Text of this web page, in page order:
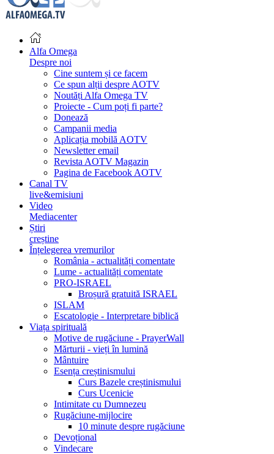
Alfa Omega
Despre noi
Cine suntem și ce facem
Ce spun alții despre AOTV
Noutăți Alfa Omega TV
Proiecte - Cum poți fi parte?
Donează
Campanii media
Aplicația mobilă AOTV
Newsletter email
Revista AOTV Magazin
Pagina de Facebook AOTV
Canal TV
live&emisiuni
Video
Mediacenter
Știri
creștine
Înțelegerea vremurilor
România - actualități comentate
Lume - actualități comentate
PRO-ISRAEL
Broșură gratuită ISRAEL
ISLAM
Escatologie - Interpretare biblică
Viața spirituală
Motive de rugăciune - PrayerWall
Mărturii - vieți în lumină
Mântuire
Esența creștinismului
Curs Bazele creștinismului
Curs Ucenicie
Intimitate cu Dumnezeu
Rugăciune-mijlocire
10 minute despre rugăciune
Devoțional
Vindecare